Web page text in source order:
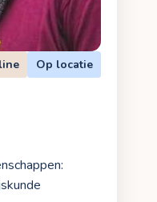
Op locatie